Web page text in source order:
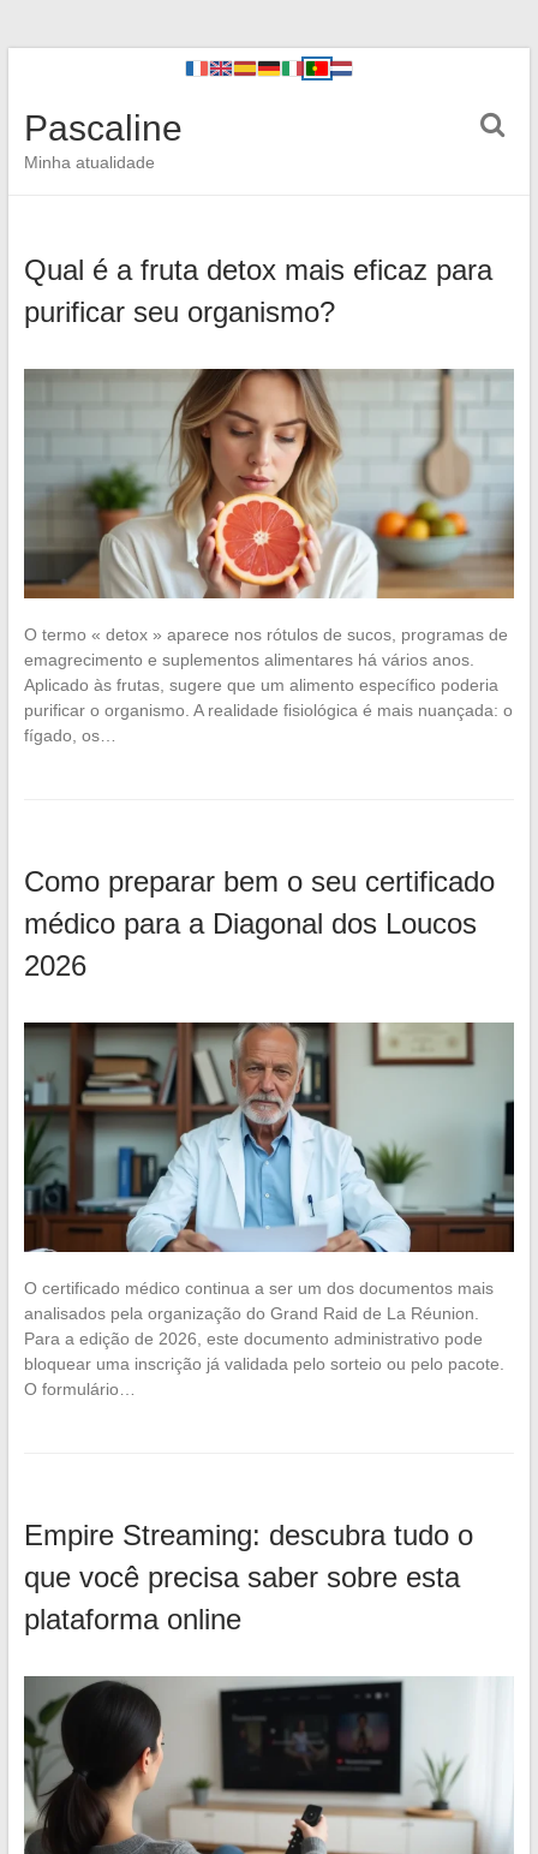
Pascaline
Minha atualidade
Qual é a fruta detox mais eficaz para
purificar seu organismo?
O termo « detox » aparece nos rótulos de sucos, programas de
emagrecimento e suplementos alimentares há vários anos.
Aplicado às frutas, sugere que um alimento específico poderia
purificar o organismo. A realidade fisiológica é mais nuançada: o
fígado, os…
Como preparar bem o seu certificado
médico para a Diagonal dos Loucos
2026
O certificado médico continua a ser um dos documentos mais
analisados pela organização do Grand Raid de La Réunion.
Para a edição de 2026, este documento administrativo pode
bloquear uma inscrição já validada pelo sorteio ou pelo pacote.
O formulário…
Empire Streaming: descubra tudo o
que você precisa saber sobre esta
plataforma online